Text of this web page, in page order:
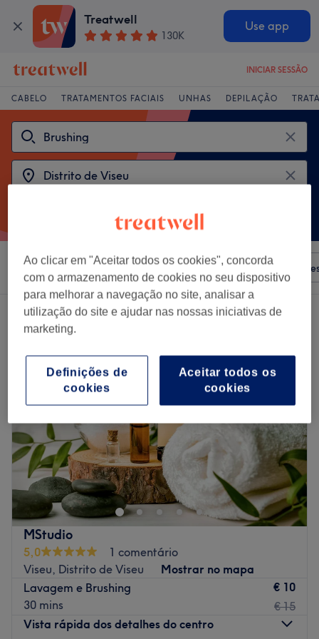
Treatwell
130K
Use app
INICIAR SESSÃO
CABELO TRATAMENTOS FACIAIS UNHAS DEPILAÇÃO
Ordenar por Qualquer preço Salões Ofertas
2 centros que oferecem: brushing em Distrito de Viseu
NOVO
MStudio
5,0
1 comentário
Viseu, Distrito de Viseu
Mostrar no mapa
Lavagem e Brushing
30 mins
€ 10
€ 15
Vista rápida dos detalhes do centro
Ao clicar em "Aceitar todos os cookies", concorda
com o armazenamento de cookies no seu dispositivo
para melhorar a navegação no site, analisar a
utilização do site e ajudar nas nossas iniciativas de
marketing.
Aceitar todos os
cookies
Definições de
cookies